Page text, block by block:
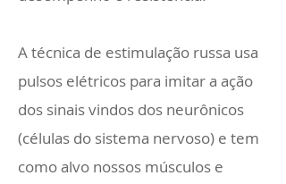
A técnica de estimulação russa usa
pulsos elétricos para imitar a ação
dos sinais vindos dos neurônicos
(células do sistema nervoso) e tem
como alvo nossos músculos e